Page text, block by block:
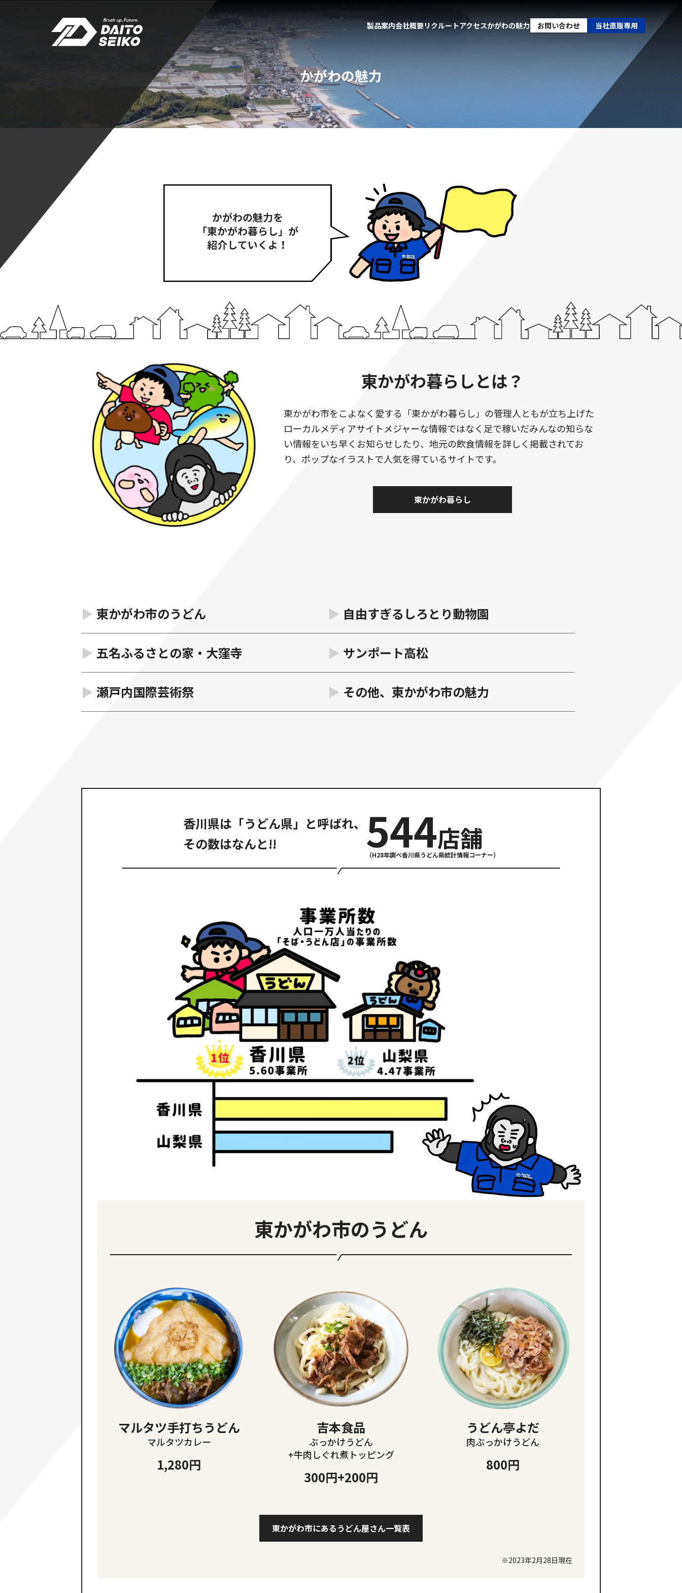
製品案内会社概要リクルートアクセスかがわの魅力 お問い合わせ 当社直販専用
かがわの魅力
東かがわ暮らしとは？
東かがわ市をこよなく愛する「東かがわ暮らし」の管理人ともが立ち上げた
ローカルメディアサイトメジャーな情報ではなく足で稼いだみんなの知らな
い情報をいち早くお知らせしたり、地元の飲食情報を詳しく掲載されてお
り、ポップなイラストで人気を得ているサイトです。
東かがわ暮らし
東かがわ市のうどん 自由すぎるしろとり動物園
五名ふるさとの家・大窪寺 サンポート高松
瀬戸内国際芸術祭 その他、東かがわ市の魅力
香川県は「うどん県」と呼ばれ、
その数はなんと!!
544店舗
（H28年調べ香川県うどん県統計情報コーナー）
東かがわ市のうどん
マルタツ手打ちうどん
マルタツカレー
1,280円
吉本食品
ぶっかけうどん
+牛肉しぐれ煮トッピング
300円+200円
うどん亭よだ
肉ぶっかけうどん
800円
東かがわ市にあるうどん屋さん一覧表
※2023年2月28日現在